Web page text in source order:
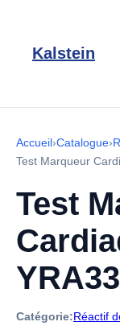
Kalstein
Accueil›Catalogue›
Test Marqueur
Test
Catégorie:Réactif